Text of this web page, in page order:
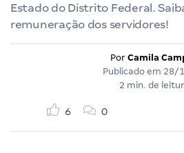
Estado do Distrito Federal.
remuneração dos servidores!
Por Camila
Publicado em 28/
2 min. de
6 0